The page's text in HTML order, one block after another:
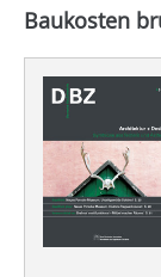
Baukosten